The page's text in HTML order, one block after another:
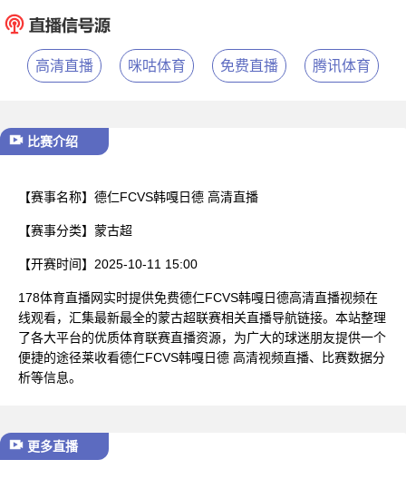
高清直播 咪咕体育 免费直播 腾讯体育
比赛介绍
【赛事名称】 德仁FCVS韩嘎日德 高清直播
【赛事分类】 蒙古超
【开赛时间】 2025-10-11 15:00
178体育直播网实时提供免费德仁FCVS韩嘎日德高清直播视频在
线观看，汇集最新最全的蒙古超联赛相关直播导航链接。本站整理
了各大平台的优质体育联赛直播资源，为广大的球迷朋友提供一个
便捷的途径莱收看德仁FCVS韩嘎日德 高清视频直播、比赛数据分
析等信息。
更多直播